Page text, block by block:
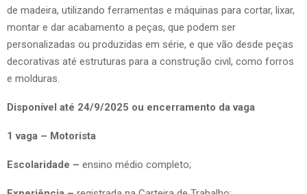
de madeira, utilizando ferramentas e máquinas para cortar, lixar,
montar e dar acabamento a peças, que podem ser
personalizadas ou produzidas em série, e que vão desde peças
decorativas até estruturas para a construção civil, como forros
e molduras.
Disponível até 24/9/2025 ou encerramento da vaga
1 vaga – Motorista
Escolaridade – ensino médio completo;